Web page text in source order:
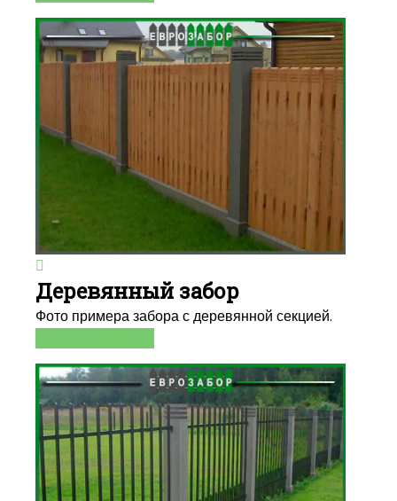
Деревянный забор
Фото примера забора с деревянной секцией.